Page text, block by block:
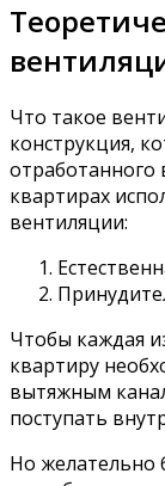
Что такое
конструкция,
отработанного
квартирах
вентиляции:
Чтобы каждая
квартиру
вытяжным
поступать
Но желательно